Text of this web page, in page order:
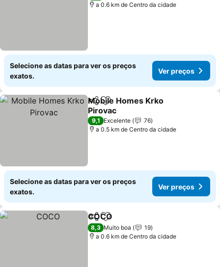
a 0.6 km de Centro da cidade
Selecione as datas para ver os preços
exatos.
Ver preços
PartilharAdicionar aos favoritos
Mobile Homes Krko
Pirovac
Ver preços
9,1 Excelente
76
a 0.5 km de Centro da cidade
Selecione as datas para ver os preços
exatos.
Ver preços
PartilharAdicionar aos favoritos
COCO
8,3 Muito boa
19
a 0.6 km de Centro da cidade